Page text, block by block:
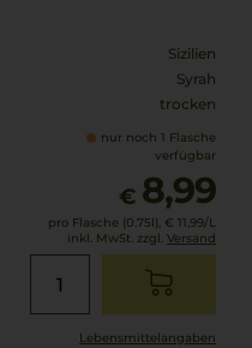
Sizilien
Syrah
trocken
nur noch 1 Flasche
verfügbar
€ 8,99
pro Flasche (0.75l), € 11,99/L
inkl. MwSt. zzgl. Versand
Lebensmittel­angaben